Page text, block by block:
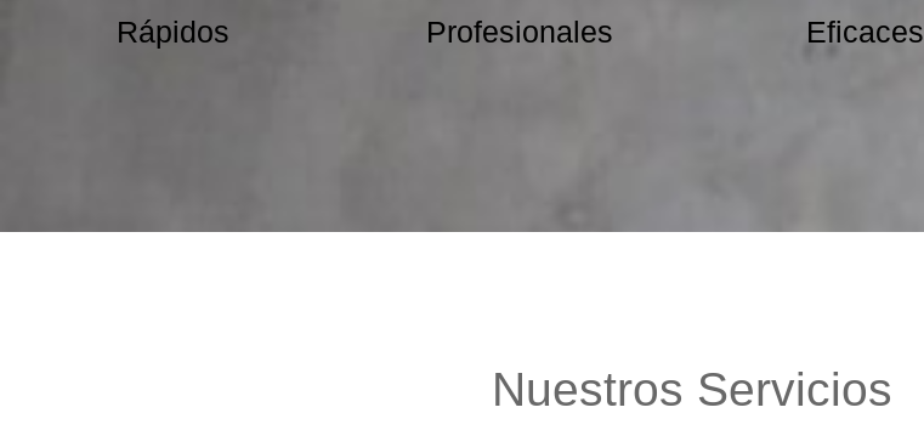
Rápidos Profesionales Eficaces
Nuestros Servicios